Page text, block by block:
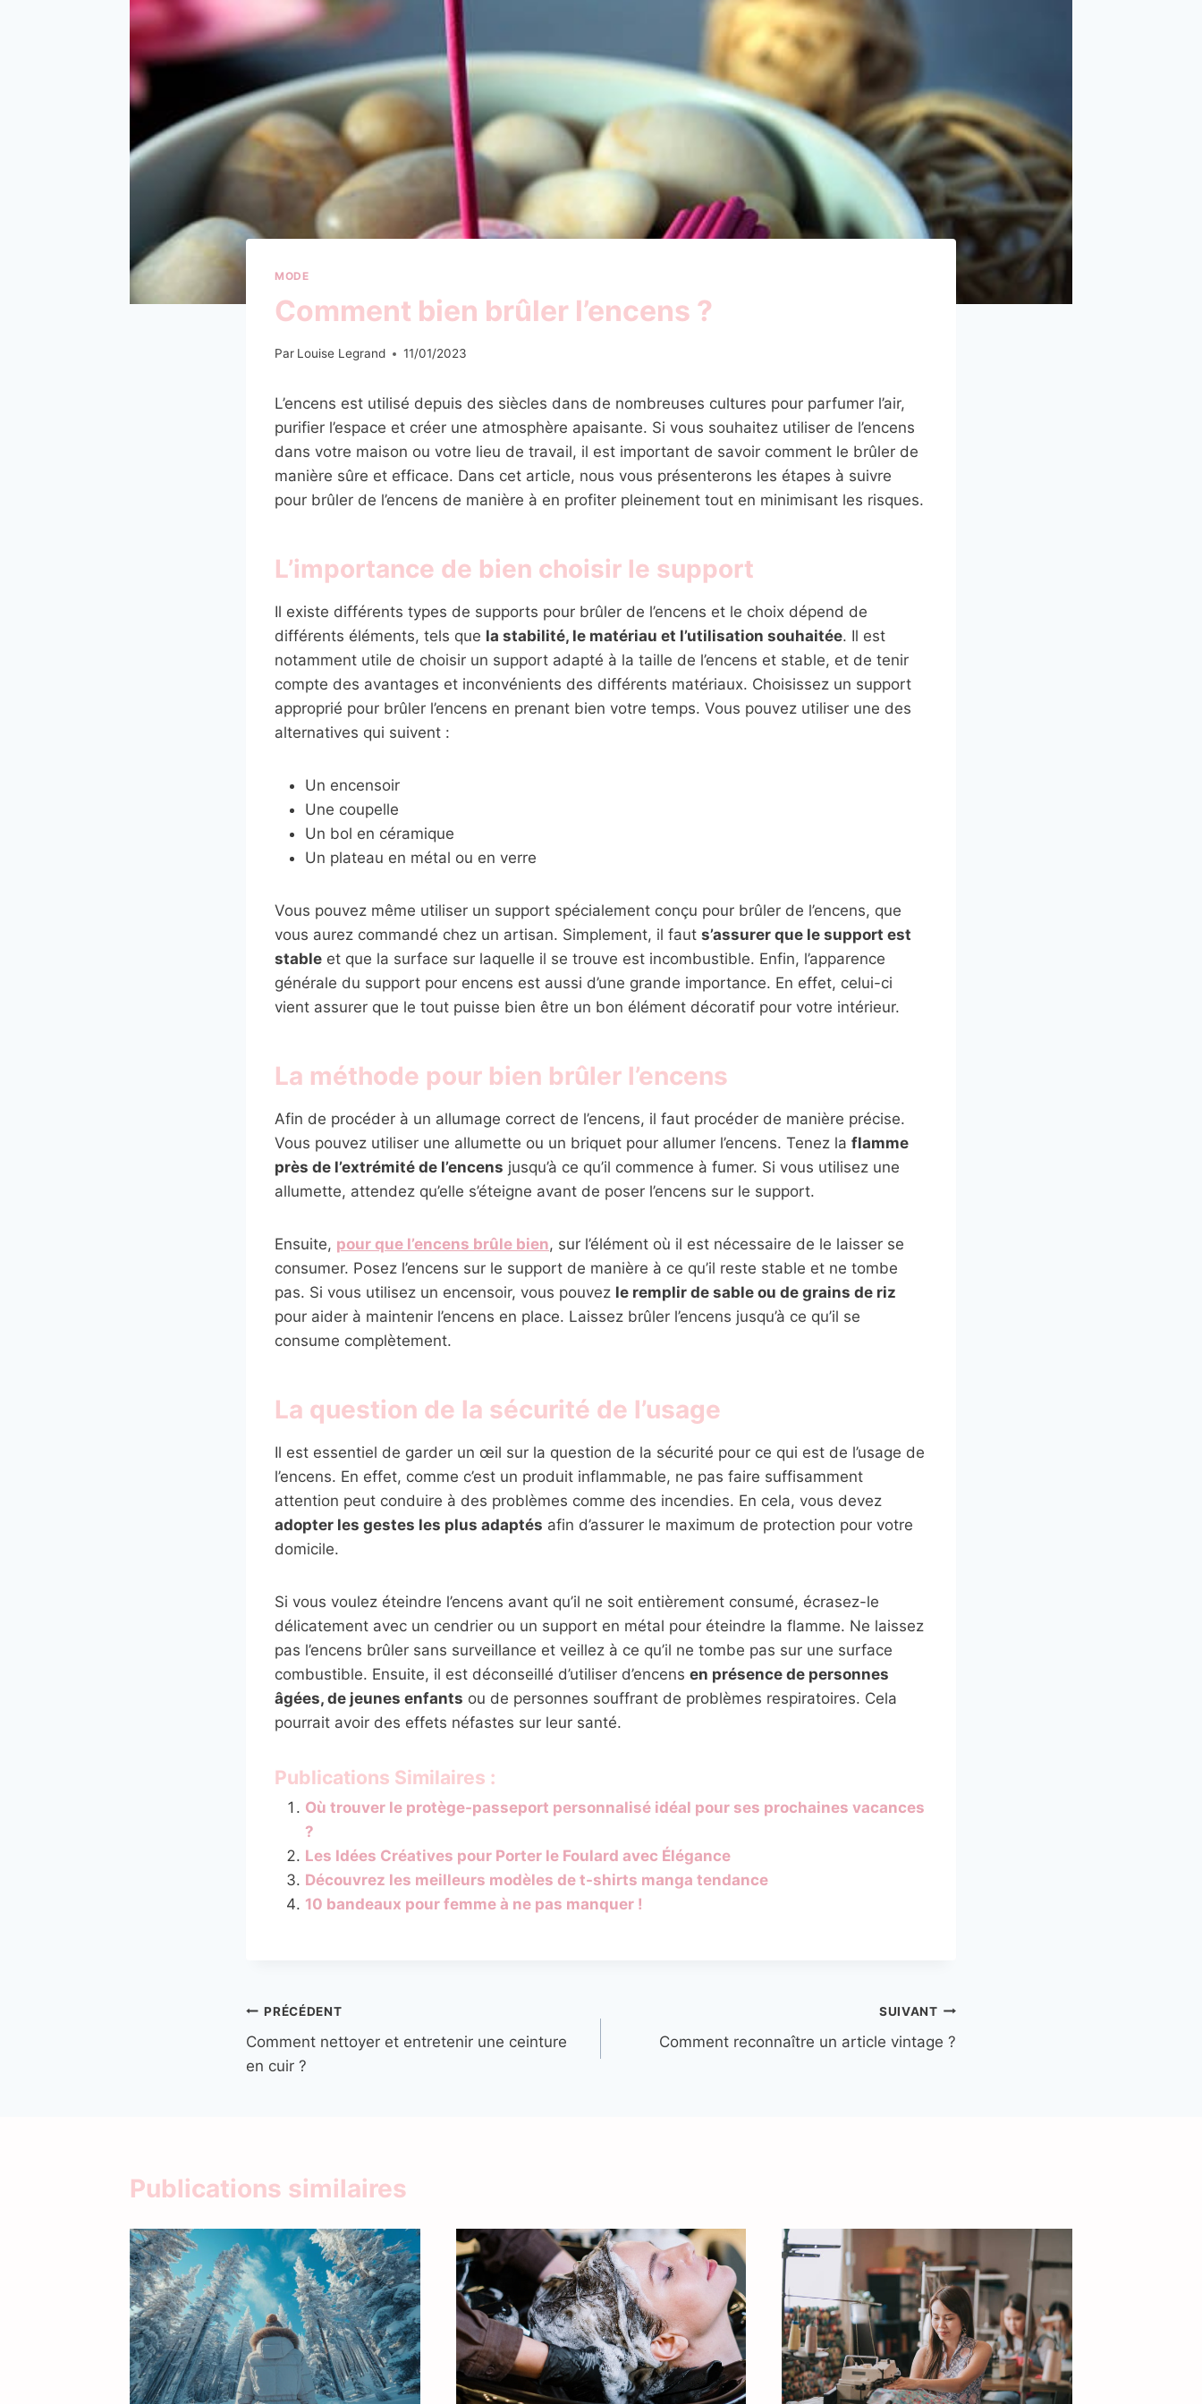
MODE
Comment bien brûler l’encens ?
Par Louise Legrand 11/01/2023
L’encens est utilisé depuis des siècles dans de nombreuses cultures pour parfumer l’air,
purifier l’espace et créer une atmosphère apaisante. Si vous souhaitez utiliser de l’encens
dans votre maison ou votre lieu de travail, il est important de savoir comment le brûler de
manière sûre et efficace. Dans cet article, nous vous présenterons les étapes à suivre
pour brûler de l’encens de manière à en profiter pleinement tout en minimisant les risques.
L’importance de bien choisir le support
Il existe différents types de supports pour brûler de l’encens et le choix dépend de
différents éléments, tels que la stabilité, le matériau et l’utilisation souhaitée. Il est
notamment utile de choisir un support adapté à la taille de l’encens et stable, et de tenir
compte des avantages et inconvénients des différents matériaux. Choisissez un support
approprié pour brûler l’encens en prenant bien votre temps. Vous pouvez utiliser une des
alternatives qui suivent :
Un encensoir
Une coupelle
Un bol en céramique
Un plateau en métal ou en verre
Vous pouvez même utiliser un support spécialement conçu pour brûler de l’encens, que
vous aurez commandé chez un artisan. Simplement, il faut s’assurer que le support est
stable et que la surface sur laquelle il se trouve est incombustible. Enfin, l’apparence
générale du support pour encens est aussi d’une grande importance. En effet, celui-ci
vient assurer que le tout puisse bien être un bon élément décoratif pour votre intérieur.
La méthode pour bien brûler l’encens
Afin de procéder à un allumage correct de l’encens, il faut procéder de manière précise.
Vous pouvez utiliser une allumette ou un briquet pour allumer l’encens. Tenez la flamme
près de l’extrémité de l’encens jusqu’à ce qu’il commence à fumer. Si vous utilisez une
allumette, attendez qu’elle s’éteigne avant de poser l’encens sur le support.
Ensuite, pour que l’encens brûle bien, sur l’élément où il est nécessaire de le laisser se
consumer. Posez l’encens sur le support de manière à ce qu’il reste stable et ne tombe
pas. Si vous utilisez un encensoir, vous pouvez le remplir de sable ou de grains de riz
pour aider à maintenir l’encens en place. Laissez brûler l’encens jusqu’à ce qu’il se
consume complètement.
La question de la sécurité de l’usage
Il est essentiel de garder un œil sur la question de la sécurité pour ce qui est de l’usage de
l’encens. En effet, comme c’est un produit inflammable, ne pas faire suffisamment
attention peut conduire à des problèmes comme des incendies. En cela, vous devez
adopter les gestes les plus adaptés afin d’assurer le maximum de protection pour votre
domicile.
Si vous voulez éteindre l’encens avant qu’il ne soit entièrement consumé, écrasez-le
délicatement avec un cendrier ou un support en métal pour éteindre la flamme. Ne laissez
pas l’encens brûler sans surveillance et veillez à ce qu’il ne tombe pas sur une surface
combustible. Ensuite, il est déconseillé d’utiliser d’encens en présence de personnes
âgées, de jeunes enfants ou de personnes souffrant de problèmes respiratoires. Cela
pourrait avoir des effets néfastes sur leur santé.
Publications Similaires :
Où trouver le protège-passeport personnalisé idéal pour ses prochaines vacances
?
Les Idées Créatives pour Porter le Foulard avec Élégance
Découvrez les meilleurs modèles de t-shirts manga tendance
10 bandeaux pour femme à ne pas manquer !
Navigation
de
PRÉCÉDENT
Comment nettoyer et entretenir une ceinture
en cuir ?
SUIVANT
Comment reconnaître un article vintage ?
Publications similaires